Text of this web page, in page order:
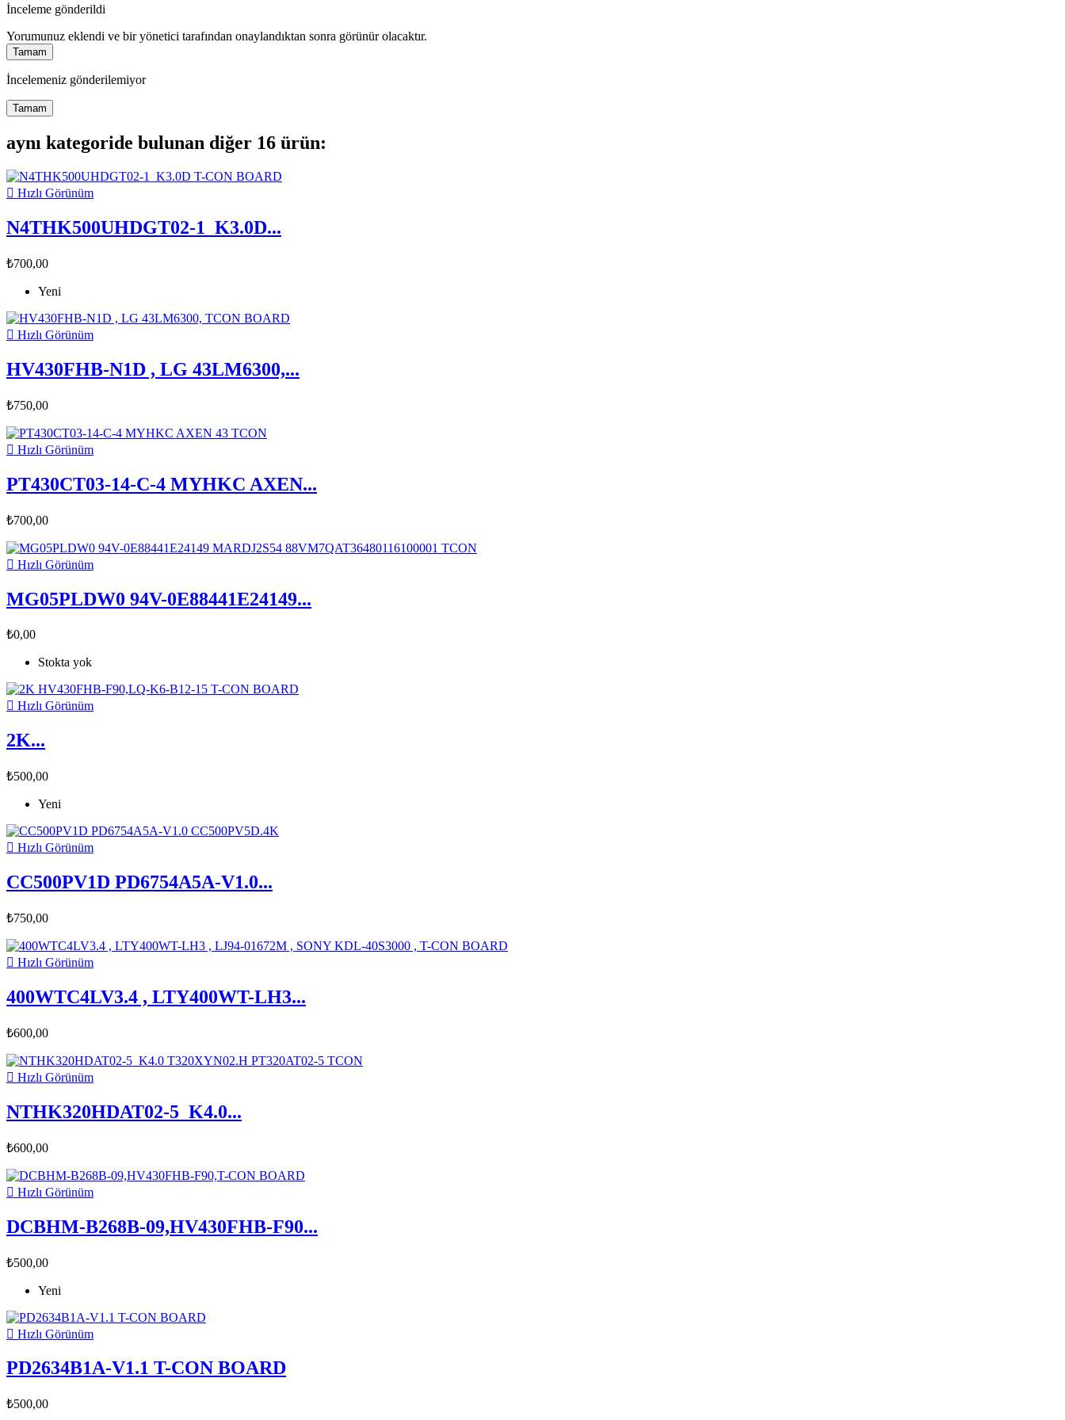
İnceleme gönderildi
Yorumunuz eklendi ve bir yönetici tarafından onaylandıktan sonra görünür olacaktır.
Tamam
İncelemeniz gönderilemiyor
Tamam
aynı kategoride bulunan diğer 16 ürün:
 Hızlı Görünüm
N4THK500UHDGT02-1_K3.0D...
₺700,00
Yeni
 Hızlı Görünüm
HV430FHB-N1D , LG 43LM6300,...
₺750,00
 Hızlı Görünüm
PT430CT03-14-C-4 MYHKC AXEN...
₺700,00
 Hızlı Görünüm
MG05PLDW0 94V-0E88441E24149...
₺0,00
Stokta yok
 Hızlı Görünüm
2K...
₺500,00
Yeni
 Hızlı Görünüm
CC500PV1D PD6754A5A-V1.0...
₺750,00
 Hızlı Görünüm
400WTC4LV3.4 , LTY400WT-LH3...
₺600,00
 Hızlı Görünüm
NTHK320HDAT02-5_K4.0...
₺600,00
 Hızlı Görünüm
DCBHM-B268B-09,HV430FHB-F90...
₺500,00
Yeni
 Hızlı Görünüm
PD2634B1A-V1.1 T-CON BOARD
₺500,00